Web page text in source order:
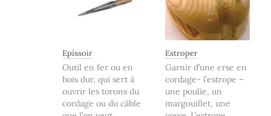
Epissoir
Outil en fer ou en
bois dur, qui sert à
ouvrir les torons du
cordage ou du câble
Estroper
Garnir d’une erse en
cordage- l’estrope –
une poulie, un
margouillet, une